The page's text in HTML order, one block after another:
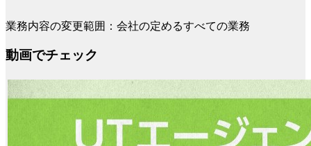
業務内容の変更範囲：会社の定めるすべての業務
動画でチェック